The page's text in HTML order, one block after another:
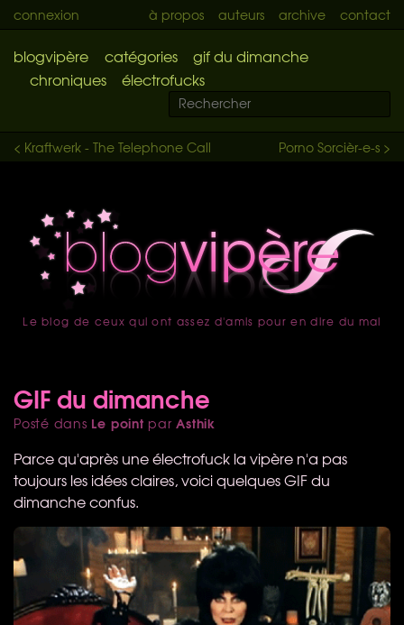
connexion à propos auteurs archive contact
blogvipère catégories
gif du dimanche
chroniques
électrofucks
Porno Sorcièr-e-s >
< Kraftwerk - The Telephone Call
accueil
Le blog de ceux qui ont assez d'amis pour en dire du mal
GIF du dimanche
Posté dans Le point parAsthik
Parce qu'après une électrofuck la vipère n'a pas
toujours les idées claires, voici quelquesGIFdu
dimanche confus.